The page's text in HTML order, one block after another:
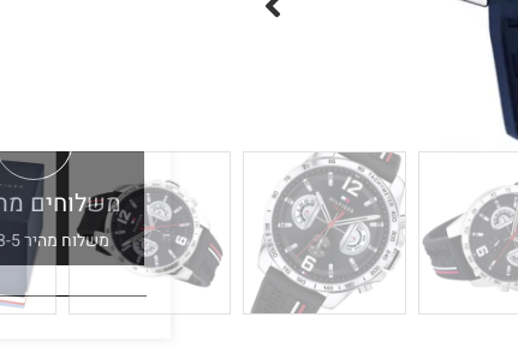
משלוחים
משלוח מהיר 3-5 ימים.